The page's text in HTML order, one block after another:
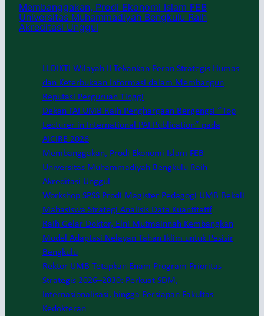
Membanggakan, Prodi Ekonomi Islam FEB
Universitas Muhammadiyah Bengkulu Raih
Akreditasi Unggul
LLDIKTI Wilayah II Tekankan Peran Strategis Humas
dan Keterbukaan Informasi dalam Membangun
Reputasi Perguruan Tinggi
Dekan FAI UMB Raih Penghargaan Bergengsi “Top
Lecturer in International PAI Publication” pada
AICIRE 2026
Membanggakan, Prodi Ekonomi Islam FEB
Universitas Muhammadiyah Bengkulu Raih
Akreditasi Unggul
Workshop SPSS Prodi Magister Pedagogi UMB Bekali
Mahasiswa Strategi Analisis Data Kuantitatif
Raih Gelar Doktor, Elni Mutmainnah Kembangkan
Model Adaptasi Nelayan Tahan Iklim untuk Pesisir
Bengkulu
Rektor UMB Tetapkan Enam Program Prioritas
Strategis 2026–2030: Perkuat SDM,
Internasionalisasi, hingga Persiapan Fakultas
Kedokteran